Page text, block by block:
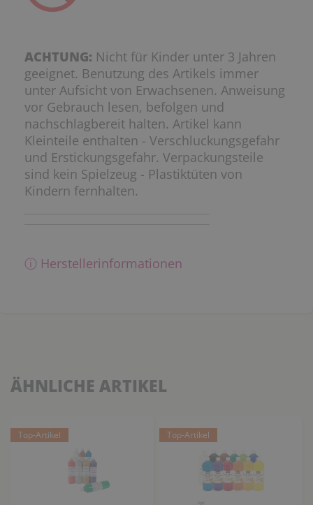
ACHTUNG: Nicht für Kinder unter 3 Jahren
geeignet. Benutzung des Artikels immer
unter Aufsicht von Erwachsenen. Anweisung
vor Gebrauch lesen, befolgen und
nachschlagbereit halten. Artikel kann
Kleinteile enthalten - Verschluckungsgefahr
und Erstickungsgefahr. Verpackungsteile
sind kein Spielzeug - Plastiktüten von
Kindern fernhalten.
ⓘ Herstellerinformationen
ÄHNLICHE ARTIKEL
Top-Artikel Top-Artikel